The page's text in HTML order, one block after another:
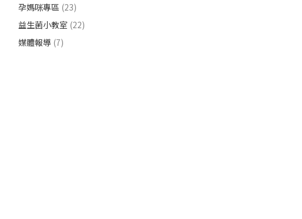
孕媽咪專區 (23)
益生菌小教室 (22)
媒體報導 (7)